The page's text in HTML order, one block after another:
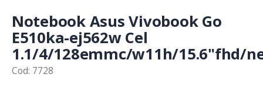
Notebook Asus Vivobook Go
E510ka-ej562w Cel
1.1/4/128emmc/w11h/15.6"fhd/
Cod: 7728